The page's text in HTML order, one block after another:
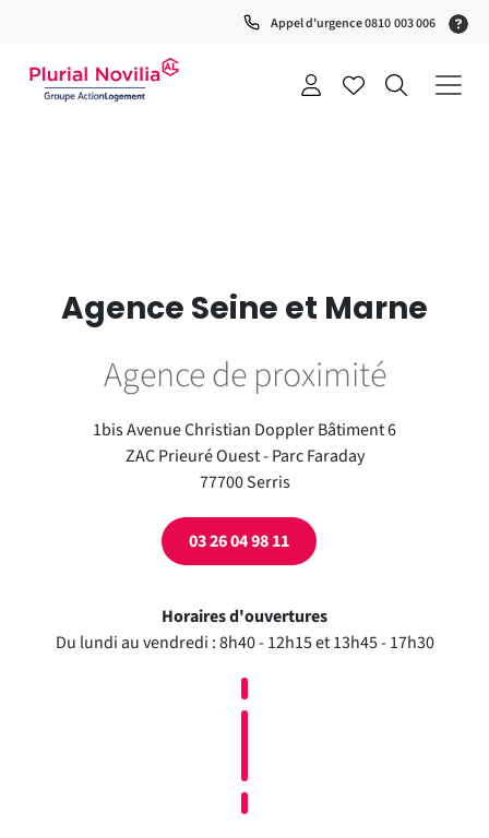
Appel d'urgence 0810 003 006
Agence Seine et Marne
Agence de proximité
1bis Avenue Christian Doppler Bâtiment 6
ZAC Prieuré Ouest - Parc Faraday
77700 Serris
03 26 04 98 11
Horaires d'ouvertures
Du lundi au vendredi : 8h40 - 12h15 et 13h45 - 17h30
de
chat